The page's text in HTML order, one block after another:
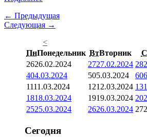
← Предыдущая
Следующая →
<
ПнПонедельник ВтВторник
2626.02.2024 2727.02.2024 28
404.03.2024 505.03.2024 6
1111.03.2024 1212.03.2024 13
1818.03.2024 1919.03.2024 20
2525.03.2024 2626.03.2024 27
Сегодня